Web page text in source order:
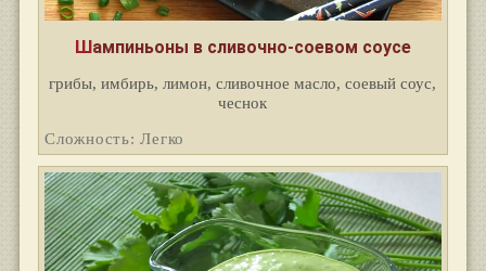
Шампиньоны в сливочно-соевом соусе
грибы, имбирь, лимон, сливочное масло, соевый соус,
чеснок
Сложность: Легко